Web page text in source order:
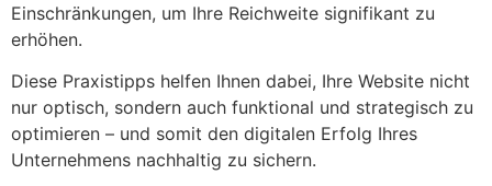
Einschränkungen, um Ihre Reichweite signifikant zu
erhöhen.
Diese Praxistipps helfen Ihnen dabei, Ihre Website nicht
nur optisch, sondern auch funktional und strategisch zu
optimieren – und somit den digitalen Erfolg Ihres
Unternehmens nachhaltig zu sichern.